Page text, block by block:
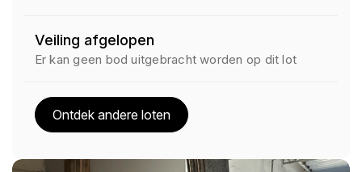
Veiling afgelopen
Er kan geen bod uitgebracht worden op dit lot
Ontdek andere loten